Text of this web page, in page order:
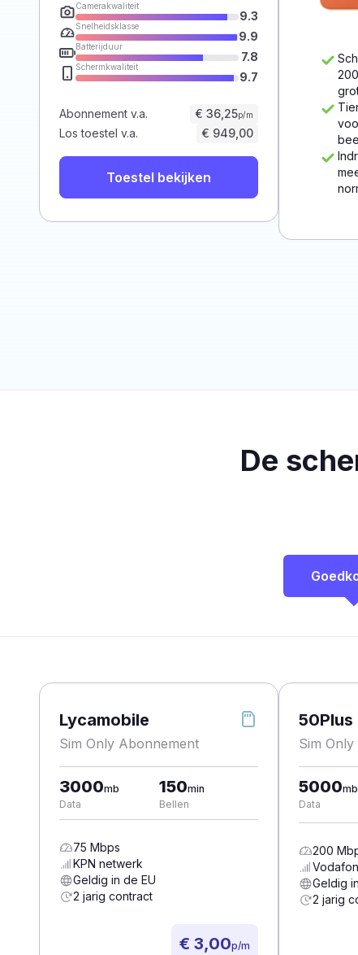
Camerakwaliteit
9.3
Snelheidsklasse
9.9
Batterijduur
7.8
Schermkwaliteit
9.7
Abonnement v.a. € 36,25p/m
Los toestel v.a. € 949,00
Toestel bekijken
De
Lycamobile
Sim Only Abonnement
3000mb
Data
150min
Bellen
75 Mbps
KPN netwerk
Geldig in de EU
2 jarig contract
€ 3,00p/m
50Plus
Sim
5000mb
Data
200
Geldig
2 jarig